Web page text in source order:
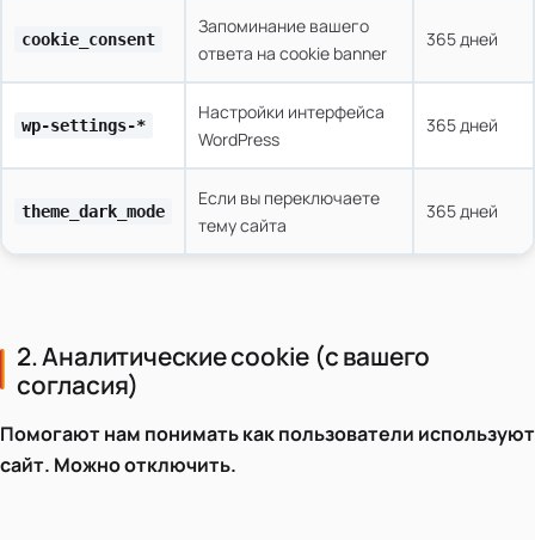
cookie_consent
Запоминание вашего
ответа на cookie banner
365 дней
wp-settings-*
Настройки интерфейса
WordPress
365 дней
theme_dark_mode
Если вы переключаете
тему сайта
365 дней
2. Аналитические cookie (с вашего
согласия)
Помогают нам понимать как пользователи используют
сайт. Можно отключить.